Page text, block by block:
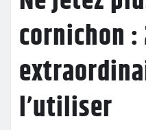
cornichon
l’utiliser